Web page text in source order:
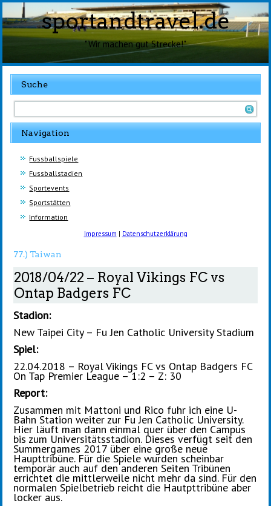
sportandtravel.de
"Wir machen gut Strecke!"
Suche
Navigation
Fussballspiele
Fussballstadien
Sportevents
Sportstätten
Information
Impressum | Datenschutzerklärung
77.) Taiwan
2018/04/22 – Royal Vikings FC vs
Ontap Badgers FC
Stadion:
New Taipei City – Fu Jen Catholic University Stadium
Spiel:
22.04.2018 – Royal Vikings FC vs Ontap Badgers FC
On Tap Premier League – 1:2 – Z: 30
Report:
Zusammen mit Mattoni und Rico fuhr ich eine U-
Bahn Station weiter zur Fu Jen Catholic University.
Hier läuft man dann einmal quer über den Campus
bis zum Universitätsstadion. Dieses verfügt seit den
Summergames 2017 über eine große neue
Haupttribüne. Für die Spiele wurden scheinbar
temporär auch auf den anderen Seiten Tribünen
errichtet die mittlerweile nicht mehr da sind. Für den
normalen Spielbetrieb reicht die Hautpttribüne aber
locker aus.